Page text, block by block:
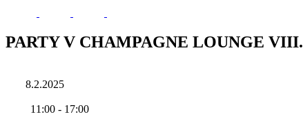
PARTY V CHAMPAGNE LOUNGE VIII.
8.2.2025
11:00 - 17:00